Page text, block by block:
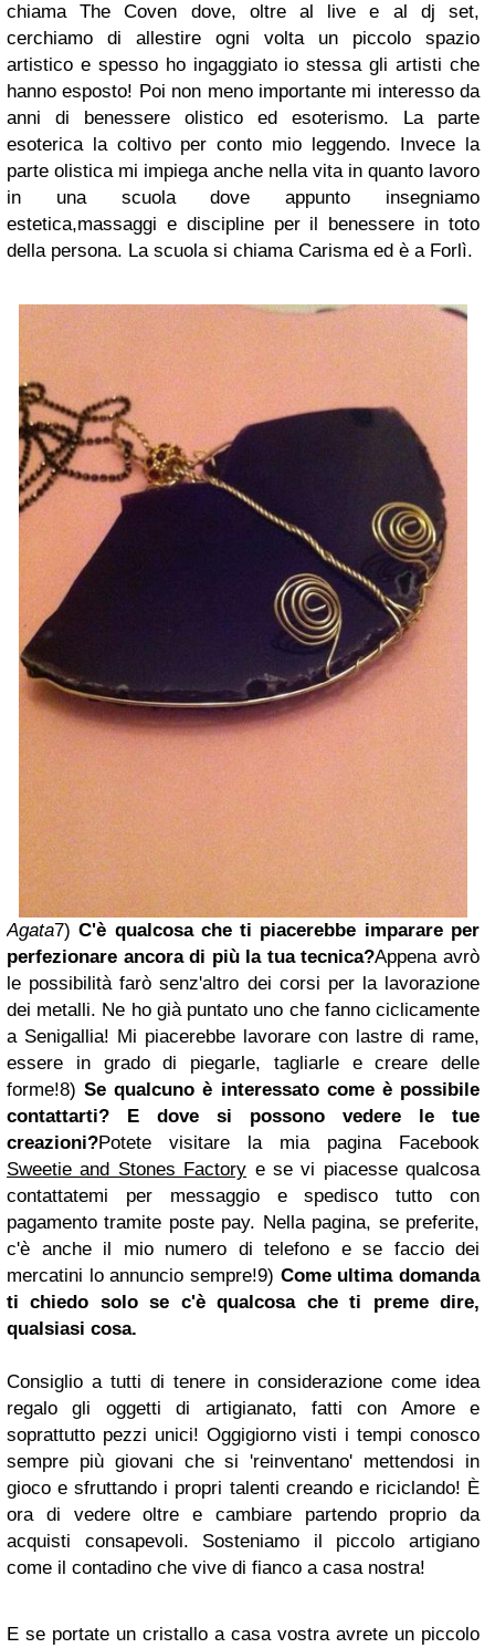
chiama The Coven dove, oltre al live e al dj set,
cerchiamo di allestire ogni volta un piccolo spazio
artistico e spesso ho ingaggiato io stessa gli artisti che
hanno esposto! Poi non meno importante mi interesso da
anni di benessere olistico ed esoterismo. La parte
esoterica la coltivo per conto mio leggendo. Invece la
parte olistica mi impiega anche nella vita in quanto lavoro
in una scuola dove appunto insegniamo
estetica,massaggi e discipline per il benessere in toto
della persona. La scuola si chiama Carisma ed è a Forlì.
Agata7)C'è qualcosa che ti piacerebbe imparare per
perfezionare ancora di più la tua tecnica?Appena avrò
le possibilità farò senz'altro dei corsi per la lavorazione
dei metalli. Ne ho già puntato uno che fanno ciclicamente
a Senigallia! Mi piacerebbe lavorare con lastre di rame,
essere in grado di piegarle, tagliarle e creare delle
forme!8)Se qualcuno è interessato come è possibile
contattarti? E dove si possono vedere le tue
creazioni?Potete visitare la mia pagina Facebook
Sweetie and Stones Factory e se vi piacesse qualcosa
contattatemi per messaggio e spedisco tutto con
pagamento tramite poste pay. Nella pagina, se preferite,
c'è anche il mio numero di telefono e se faccio dei
mercatini lo annuncio sempre!9) Come ultima domanda
ti chiedo solo se c'è qualcosa che ti preme dire,
qualsiasi cosa.
Consiglio a tutti di tenere in considerazione come idea
regalo gli oggetti di artigianato, fatti con Amore e
soprattutto pezzi unici! Oggigiorno visti i tempi conosco
sempre più giovani che si 'reinventano' mettendosi in
gioco e sfruttando i propri talenti creando e riciclando! È
ora di vedere oltre e cambiare partendo proprio da
acquisti consapevoli. Sosteniamo il piccolo artigiano
come il contadino che vive di fianco a casa nostra!
E se portate un cristallo a casa vostra avrete un piccolo